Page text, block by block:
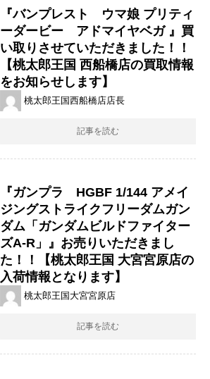
『バンプレスト ウマ娘 ​プリティ
ーダービー アドマイヤベガ ​』買
い取りさせていただきました！！
【桃太郎王国 西船橋店の買取情報
をお知らせします】
桃太郎王国西船橋店店長
記事を読む
『ガンプラ HGBF 1/144 アメイ
ジングストライクフリーダムガン
ダム「ガンダムビルドファイター
ズA-R」』お売りいただきまし
た！！【桃太郎王国 大宮宮原店の
入荷情報となります】
桃太郎王国大宮宮原店
記事を読む